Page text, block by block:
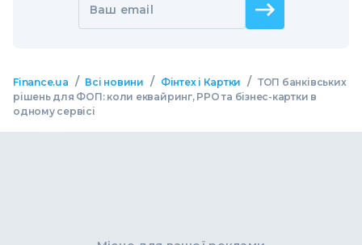
Ваш email
Finance.ua / Всі новини / Фінтех і Картки / ТОП банківських
рішень для ФОП: коли еквайринг, РРО та бізнес-картки в
одному сервісі